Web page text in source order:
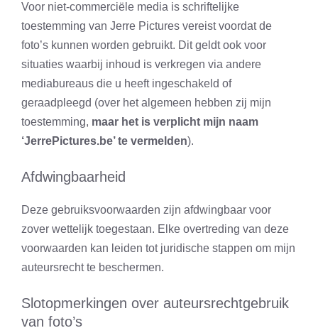
Voor niet-commerciële media is schriftelijke
toestemming van Jerre Pictures vereist voordat de
foto’s kunnen worden gebruikt. Dit geldt ook voor
situaties waarbij inhoud is verkregen via andere
mediabureaus die u heeft ingeschakeld of
geraadpleegd (over het algemeen hebben zij mijn
toestemming, maar het is verplicht mijn naam
‘JerrePictures.be’ te vermelden).
Afdwingbaarheid
Deze gebruiksvoorwaarden zijn afdwingbaar voor
zover wettelijk toegestaan. Elke overtreding van deze
voorwaarden kan leiden tot juridische stappen om mijn
auteursrecht te beschermen.
Slotopmerkingen over auteursrechtgebruik
van foto’s